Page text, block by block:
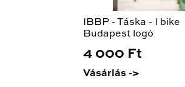
IBBP - Táska - I bike
Budapest logó
4 000 Ft
Vásárlás ->